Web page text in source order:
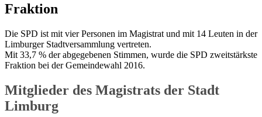
Fraktion
Die SPD ist mit vier Personen im Magistrat und mit 14 Leuten in der
Limburger Stadtversammlung vertreten.
Mit 33,7 % der abgegebenen Stimmen, wurde die SPD zweitstärkste
Fraktion bei der Gemeindewahl 2016.
Mitglieder des Magistrats der Stadt
Limburg